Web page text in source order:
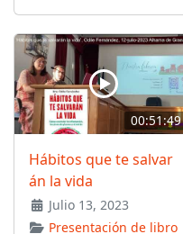
00:51:49
Hábitos que te salvar
án la vida
Julio 13, 2023
Presentación de libro